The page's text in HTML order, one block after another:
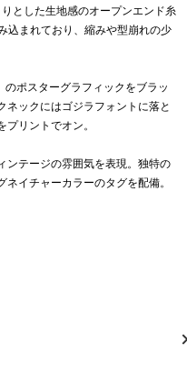
とした生地感のオープンエンド糸
込まれており、縮みや型崩れの少
のポスターグラフィックをブラッ
ネックにはゴジラフォントに落と
リントでオン。
ンテージの雰囲気を表現。独特の
イチャーカラーのタグを配備。